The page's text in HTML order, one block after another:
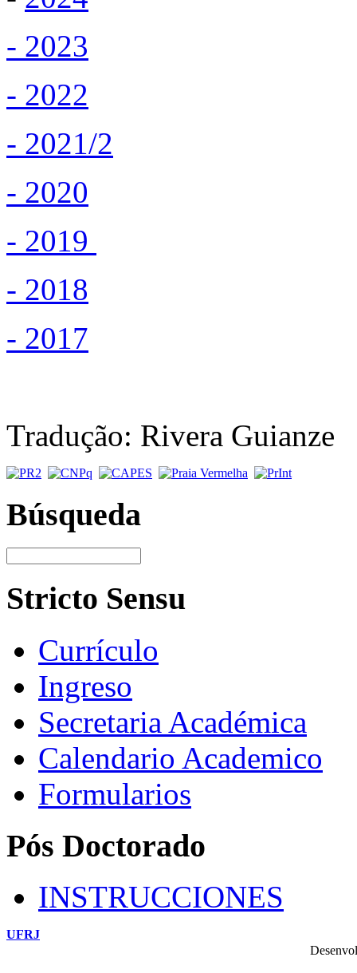
- 2023
- 2022
- 2021/2
- 2020
- 2019
- 2018
- 2017
Tradução: Rivera Guianze
Búsqueda
Stricto Sensu
Currículo
Ingreso
Secretaria Académica
Calendario Academico
Formularios
Pós Doctorado
INSTRUCCIONES
UFRJ